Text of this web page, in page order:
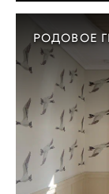
РОДОВОЕ